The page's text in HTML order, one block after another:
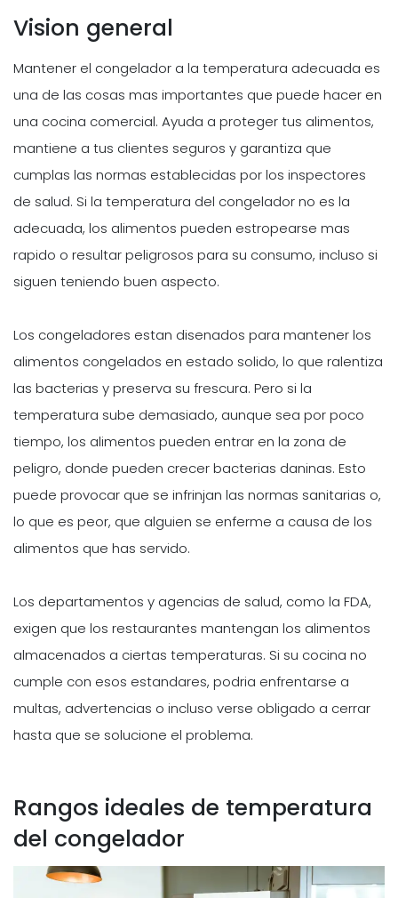
Vision general
Mantener el congelador a la temperatura adecuada es
una de las cosas mas importantes que puede hacer en
una cocina comercial. Ayuda a proteger tus alimentos,
mantiene a tus clientes seguros y garantiza que
cumplas las normas establecidas por los inspectores
de salud. Si la temperatura del congelador no es la
adecuada, los alimentos pueden estropearse mas
rapido o resultar peligrosos para su consumo, incluso si
siguen teniendo buen aspecto.
Los congeladores estan disenados para mantener los
alimentos congelados en estado solido, lo que ralentiza
las bacterias y preserva su frescura. Pero si la
temperatura sube demasiado, aunque sea por poco
tiempo, los alimentos pueden entrar en la zona de
peligro, donde pueden crecer bacterias daninas. Esto
puede provocar que se infrinjan las normas sanitarias o,
lo que es peor, que alguien se enferme a causa de los
alimentos que has servido.
Los departamentos y agencias de salud, como la FDA,
exigen que los restaurantes mantengan los alimentos
almacenados a ciertas temperaturas. Si su cocina no
cumple con esos estandares, podria enfrentarse a
multas, advertencias o incluso verse obligado a cerrar
hasta que se solucione el problema.
Rangos ideales de temperatura
del congelador